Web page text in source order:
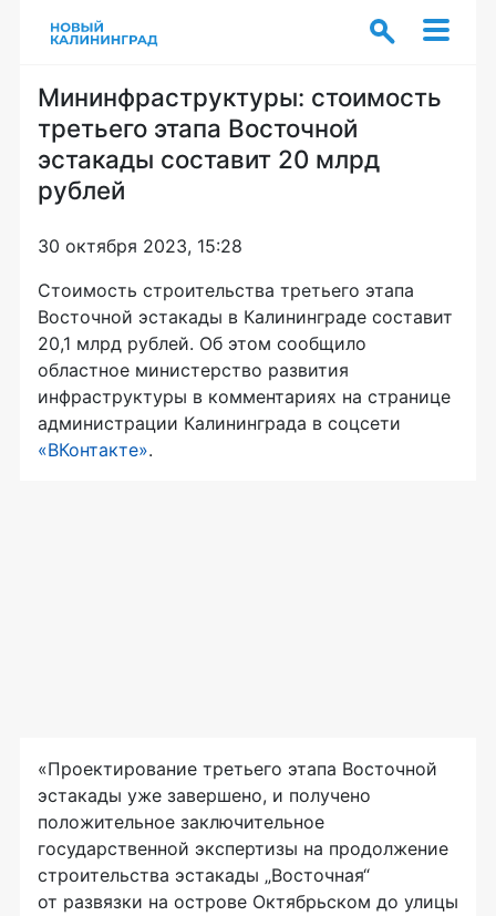
Мининфраструктуры: стоимость
третьего этапа Восточной
эстакады составит 20 млрд
рублей
30 октября 2023, 15:28
Стоимость строительства третьего этапа
Восточной эстакады в Калининграде составит
20,1 млрд рублей. Об этом сообщило
областное министерство развития
инфраструктуры в комментариях на странице
администрации Калининграда в соцсети
«ВКонтакте».
«Проектирование третьего этапа Восточной
эстакады уже завершено, и получено
положительное заключительное
государственной экспертизы на продолжение
строительства эстакады „Восточная“
от развязки на острове Октябрьском до улицы